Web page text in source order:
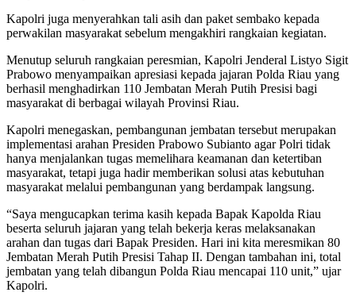
Kapolri juga menyerahkan tali asih dan paket sembako kepada
perwakilan masyarakat sebelum mengakhiri rangkaian kegiatan.
Menutup seluruh rangkaian peresmian, Kapolri Jenderal Listyo Sigit
Prabowo menyampaikan apresiasi kepada jajaran Polda Riau yang
berhasil menghadirkan 110 Jembatan Merah Putih Presisi bagi
masyarakat di berbagai wilayah Provinsi Riau.
Kapolri menegaskan, pembangunan jembatan tersebut merupakan
implementasi arahan Presiden Prabowo Subianto agar Polri tidak
hanya menjalankan tugas memelihara keamanan dan ketertiban
masyarakat, tetapi juga hadir memberikan solusi atas kebutuhan
masyarakat melalui pembangunan yang berdampak langsung.
“Saya mengucapkan terima kasih kepada Bapak Kapolda Riau
beserta seluruh jajaran yang telah bekerja keras melaksanakan
arahan dan tugas dari Bapak Presiden. Hari ini kita meresmikan 80
Jembatan Merah Putih Presisi Tahap II. Dengan tambahan ini, total
jembatan yang telah dibangun Polda Riau mencapai 110 unit,” ujar
Kapolri.